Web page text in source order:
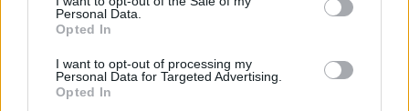
Personal Data.
Opted In
I want to opt-out of processing my
Personal Data for Targeted Advertising.
Opted In